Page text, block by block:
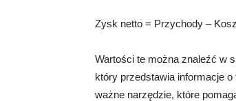
Zysk netto = Przychody –
Wartości te można znaleźć w
który przedstawia informacje
ważne narzędzie, które